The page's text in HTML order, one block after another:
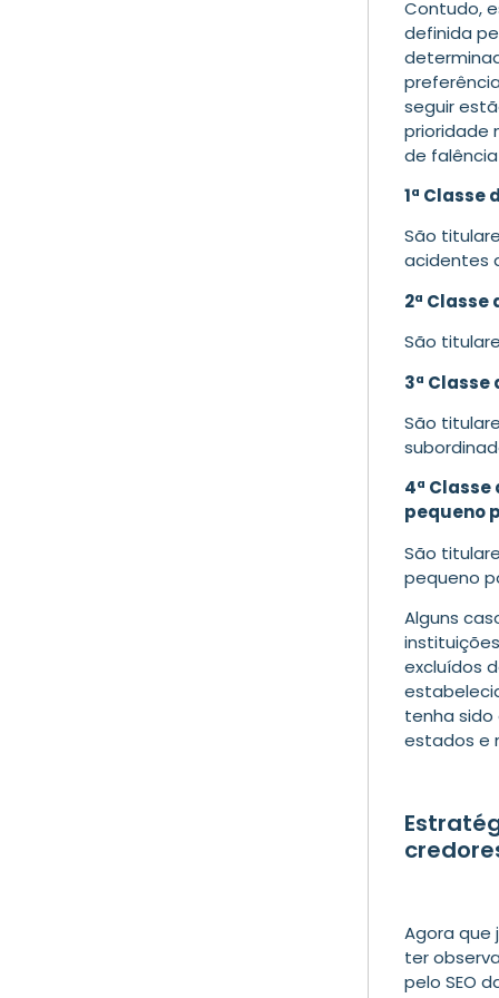
Contudo,
definida
seguir
prioridade
de
1ª Classe
São
acidentes
2ª Classe
São
3ª
São
4ª
pequeno
São
pequeno
Alguns
excluídos
tenha
estados e
Agora que
ter
pelo SEO